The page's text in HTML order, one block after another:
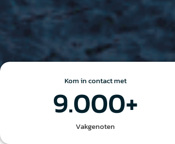
Kom in contact met
9.000+
Vakgenoten